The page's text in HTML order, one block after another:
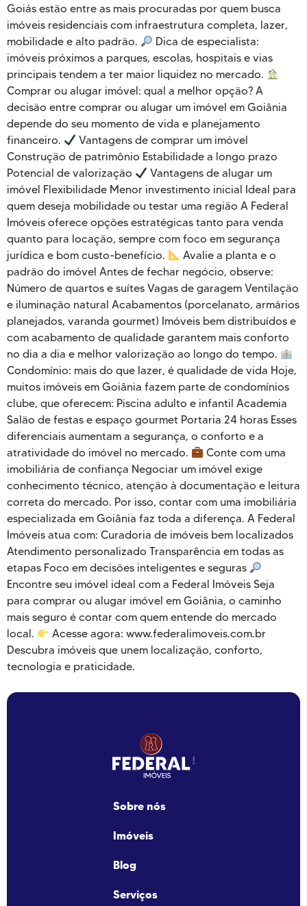
Goiás estão entre as mais procuradas por quem busca
imóveis residenciais com infraestrutura completa, lazer,
mobilidade e alto padrão.
Dica de especialista:
imóveis próximos a parques, escolas, hospitais e vias
principais tendem a ter maior liquidez no mercado.
Comprar ou alugar imóvel: qual a melhor opção? A
decisão entre comprar ou alugar um imóvel em Goiânia
depende do seu momento de vida e planejamento
financeiro.
Vantagens de comprar um imóvel
Construção de patrimônio Estabilidade a longo prazo
Potencial de valorização
Vantagens de alugar um
imóvel Flexibilidade Menor investimento inicial Ideal para
quem deseja mobilidade ou testar uma região A Federal
Imóveis oferece opções estratégicas tanto para venda
quanto para locação, sempre com foco em segurança
jurídica e bom custo-benefício.
Avalie a planta e o
padrão do imóvel Antes de fechar negócio, observe:
Número de quartos e suítes Vagas de garagem Ventilação
e iluminação natural Acabamentos (porcelanato, armários
planejados, varanda gourmet) Imóveis bem distribuídos e
com acabamento de qualidade garantem mais conforto
no dia a dia e melhor valorização ao longo do tempo.
Condomínio: mais do que lazer, é qualidade de vida Hoje,
muitos imóveis em Goiânia fazem parte de condomínios
clube, que oferecem: Piscina adulto e infantil Academia
Salão de festas e espaço gourmet Portaria 24 horas Esses
diferenciais aumentam a segurança, o conforto e a
atratividade do imóvel no mercado.
Conte com uma
imobiliária de confiança Negociar um imóvel exige
conhecimento técnico, atenção à documentação e leitura
correta do mercado. Por isso, contar com uma imobiliária
especializada em Goiânia faz toda a diferença. A Federal
Imóveis atua com: Curadoria de imóveis bem localizados
Atendimento personalizado Transparência em todas as
etapas Foco em decisões inteligentes e seguras
Encontre seu imóvel ideal com a Federal Imóveis Seja
para comprar ou alugar imóvel em Goiânia, o caminho
mais seguro é contar com quem entende do mercado
local.
Acesse agora: www.federalimoveis.com.br
Descubra imóveis que unem localização, conforto,
tecnologia e praticidade.
Sobre nós
Imóveis
Blog
Serviços